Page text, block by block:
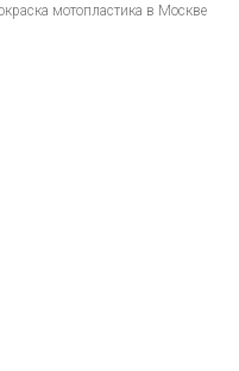
мотопластика в Москве